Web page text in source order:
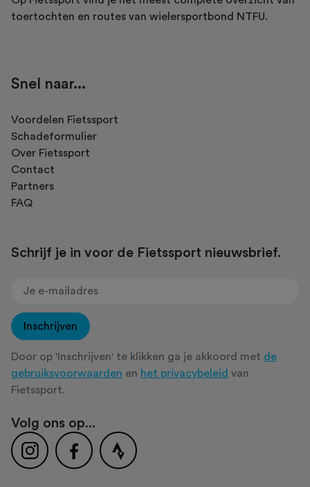
toertochten en routes van wielersportbond NTFU.
Snel naar...
Voordelen Fietssport
Schadeformulier
Over Fietssport
Contact
Partners
FAQ
Schrijf je in voor de Fietssport nieuwsbrief.
Inschrijven
Door op 'Inschrijven' te klikken ga je akkoord met de
gebruiksvoorwaarden en het privacybeleid van
Fietssport.
Volg ons op...